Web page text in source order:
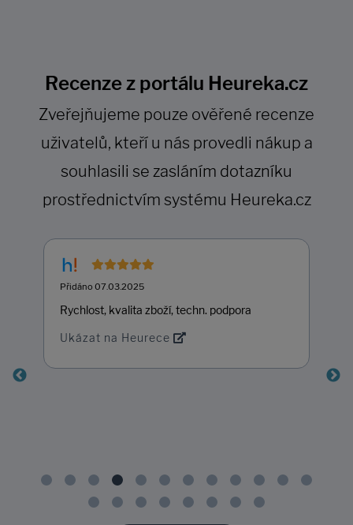
Recenze z portálu Heureka.cz
Zveřejňujeme pouze ověřené recenze
uživatelů, kteří u nás provedli nákup a
souhlasili se zasláním dotazníku
prostřednictvím systému Heureka.cz
Přidáno 07.03.2025
Rychlost, kvalita zboží, techn. podpora
Ukázat na Heurece